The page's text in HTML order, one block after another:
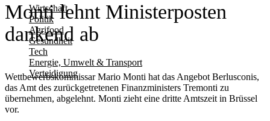
Wirtschaft
Politik
Agrifood
Gesundheit
Tech
Energie, Umwelt & Transport
Verteidigung
Monti lehnt Ministerposten
dankend ab
Wettbewerbskommissar Mario Monti hat das Angebot Berlusconis,
das Amt des zurückgetretenen Finanzministers Tremonti zu
übernehmen, abgelehnt. Monti zieht eine dritte Amtszeit in Brüssel
vor.